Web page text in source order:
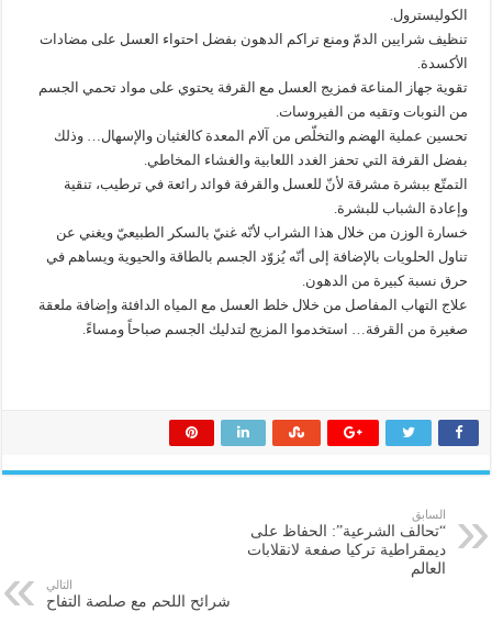
الكوليسترول.
تنظيف شرايين الدمّ ومنع تراكم الدهون بفضل احتواء العسل على مضادات
الأكسدة.
تقوية جهاز المناعة فمزيج العسل مع القرفة يحتوي على مواد تحمي الجسم
من النوبات وتقيه من الفيروسات.
تحسين عملية الهضم والتخلّص من آلام المعدة كالغثيان والإسهال… وذلك
بفضل القرفة التي تحفز الغدد اللعابية والغشاء المخاطي.
التمتّع ببشرة مشرقة لأنّ للعسل والقرفة فوائد رائعة في ترطيب، تنقية
وإعادة الشباب للبشرة.
خسارة الوزن من خلال هذا الشراب لأنّه غنيّ بالسكر الطبيعيّ ويغني عن
تناول الحلويات بالإضافة إلى أنّه يُزوّد الجسم بالطاقة والحيوية ويساهم في
حرق نسبة كبيرة من الدهون.
علاج التهاب المفاصل من خلال خلط العسل مع المياه الدافئة وإضافة ملعقة
صغيرة من القرفة… استخدموا المزيج لتدليك الجسم صباحاً ومساءً.
السابق
“تحالف الشرعية”: الحفاظ على
ديمقراطية تركيا صفعة لانقلابات
العالم
التالي
شرائح اللحم مع صلصة التفاح